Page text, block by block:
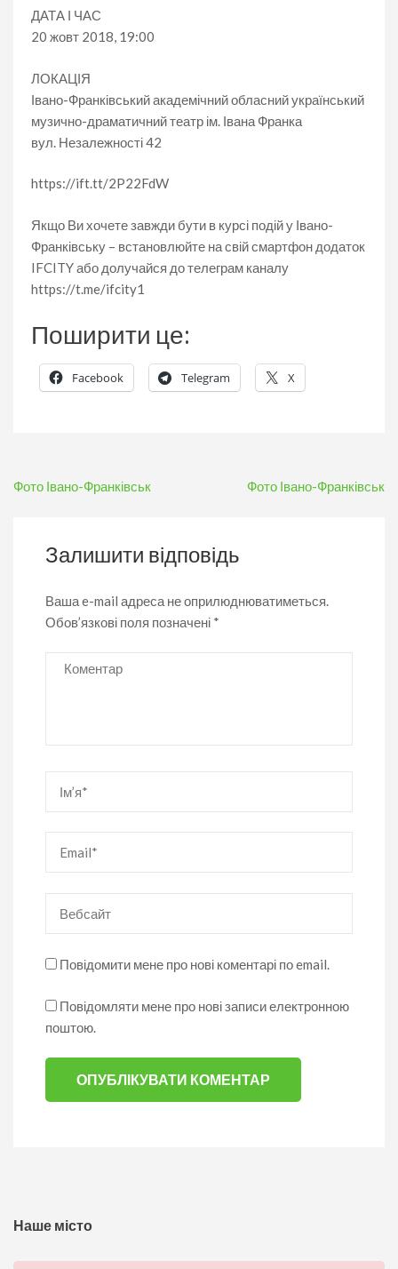
ДАТА І ЧАС
20 жовт 2018, 19:00
ЛОКАЦІЯ
Івано-Франківський академічний обласний український
музично-драматичний театр ім. Івана Франка
вул. Незалежності 42
https://ift.tt/2P22FdW
Якщо Ви хочете завжди бути в курсі подій у Івано-
Франківську – встановлюйте на свій смартфон додаток
IFCITY або долучайся до телеграм каналу
https://t.me/ifcity1
Поширити це:
Facebook Telegram X
Навігація
Фото Івано-Франківськ Фото Івано-Франківськ
Залишити відповідь
Ваша e-mail адреса не оприлюднюватиметься.
Обов’язкові поля позначені *
Коментар
Повідомити мене про нові коментарі по email.
Повідомляти мене про нові записи електронною
поштою.
Наше місто